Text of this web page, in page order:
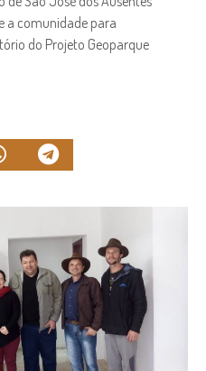
a comunidade para
do Projeto Geoparque